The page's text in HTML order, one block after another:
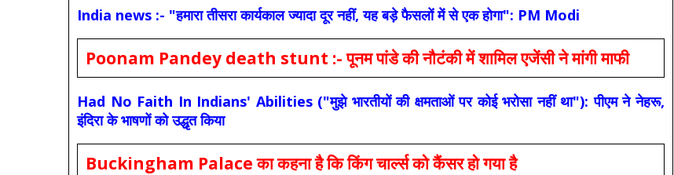
India news :- "हमारा तीसरा कार्यकाल ज्यादा दूर नहीं, यह बड़े फैसलों में से एक होगा": PM Modi
Poonam Pandey death stunt :- पूनम पांडे की नौटंकी में शामिल एजेंसी ने मांगी माफी
Had No Faith In Indians' Abilities ("मुझे भारतीयों की क्षमताओं पर कोई भरोसा नहीं था"): पीएम ने नेहरू,
इंदिरा के भाषणों को उद्धृत किया
Buckingham Palace का कहना है कि किंग चार्ल्स को कैंसर हो गया है